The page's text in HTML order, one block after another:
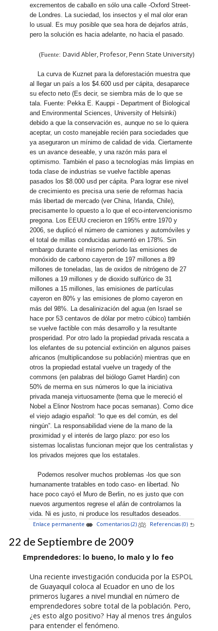
excrementos de caballo en sólo una calle -Oxford Street-
de Londres. La suciedad, los insectos y el mal olor eran
lo usual. Es muy posible que sea hora de dejarlos atrás,
pero la solución es hacia adelante, no hacia el pasado.
(Fuente: David Abler, Profesor, Penn State University)
La curva de Kuznet para la deforestación muestra que
al llegar un país a los $4.600 usd per cápita, desaparece
su efecto neto (Es decir, se siembra más de lo que se
tala. Fuente: Pekka E. Kauppi - Department of Biological
and Environmental Sciences, University of Helsinki)
debido a que la conservación es, aunque no se lo quiera
aceptar, un costo manejable recién para sociedades que
ya aseguraron un mínimo de calidad de vida. Ciertamente
es un avance deseable, y una razón más para el
optimismo. También el paso a tecnologías más limpias en
toda clase de industrias se vuelve factible apenas
pasados los $8.000 usd per cápita. Para lograr ese nivel
de crecimiento es precisa una serie de reformas hacia
más libertad de mercado (ver China, Irlanda, Chile),
precisamente lo opuesto a lo que el eco-intervencionismo
pregona. Los EEUU crecieron en 195% entre 1970 y
2006, se duplicó el número de camiones y automóviles y
el total de millas conducidas aumentó en 178%. Sin
embargo durante el mismo período las emisiones de
monóxido de carbono cayeron de 197 millones a 89
millones de toneladas, las de oxidos de nitrógeno de 27
millones a 19 millones y de dioxido sulfúrico de 31
millones a 15 millones, las emisiones de partículas
cayeron en 80% y las emisiones de plomo cayeron en
más del 98%. La desalinización del agua (en Israel se
hace por 53 centavos de dólar por metro cúbico) también
se vuelve factible con más desarrollo y la resultante
prosperidad. Por otro lado la propiedad privada rescata a
los elefantes de su potencial extinción en algunos paises
africanos (multiplicandose su población) mientras que en
otros la propiedad estatal vuelve un tragedy of the
commons (en palabras del biólogo Garret Hardin) con
50% de merma en sus números lo que la iniciativa
privada maneja virtuosamente (tema que le mereció el
Nobel a Elinor Nostrom hace pocas semanas). Como dice
el viejo adagio español: “lo que es del común, es del
ningún”. La responsabilidad viene de la mano de la
proximidad y el interés de largo plazo: por eso los
sistemas localistas funcionan mejor que los centralistas y
los privados mejores que los estatales.
Podemos resolver muchos problemas -los que son
humanamente tratables en todo caso- en libertad. No
hace poco cayó el Muro de Berlin, no es justo que con
nuevos argumentos regrese el afán de controlarnos la
vida. Ni es justo, ni produce los resultados deseados.
Enlace permanente
Comentarios (2) Referencias (0)
22 de Septiembre de 2009
Emprendedores: lo bueno, lo malo y lo feo
Una reciente investigación conducida por la ESPOL
de Guayaquil coloca al Ecuador en uno de los
primeros lugares a nivel mundial en número de
emprendedores sobre total de la población. Pero,
¿es esto algo positivo? Hay al menos tres ángulos
para entender el fenómeno.